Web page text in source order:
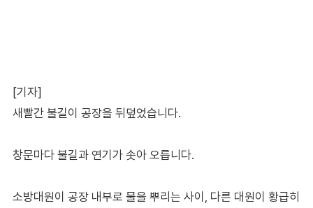
[기자]
새빨간 불길이 공장을 뒤덮었습니다.
창문마다 불길과 연기가 솟아 오릅니다.
소방대원이 공장 내부로 물을 뿌리는 사이, 다른 대원이 황급히